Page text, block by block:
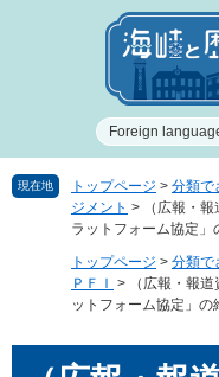
で
ば
Foreign
現在地 トップページ > 分類で
ジメント >
（広報・
ラットフォーム協定」
トップページ > 分類で
ＰＦＩ >
（広報・報
ットフォーム協定」の